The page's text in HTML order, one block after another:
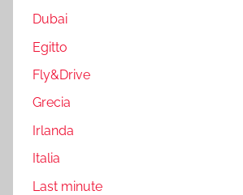
Dubai
Egitto
Fly&Drive
Grecia
Irlanda
Italia
Last minute